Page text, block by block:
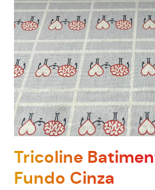
Tricoline
Fundo Cinza